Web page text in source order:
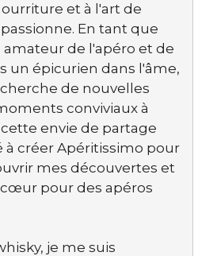
et à l'art de
En tant que
amateur de l'apéro et de
un épicurien dans l'âme,
de nouvelles
conviviaux à
envie de partage
à créer Apéritissimo pour
mes découvertes et
pour des apéros
je me suis